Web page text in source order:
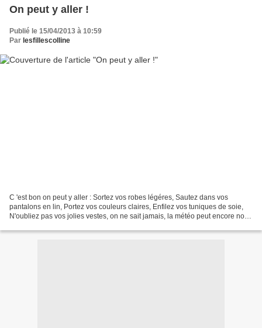
On peut y aller !
Publié le 15/04/2013 à 10:59
Par lesfillescolline
C 'est bon on peut y aller : Sortez vos robes légéres, Sautez dans vos
pantalons en lin, Portez vos couleurs claires, Enfilez vos tuniques de soie,
N'oubliez pas vos jolies vestes, on ne sait jamais, la météo peut encore nous